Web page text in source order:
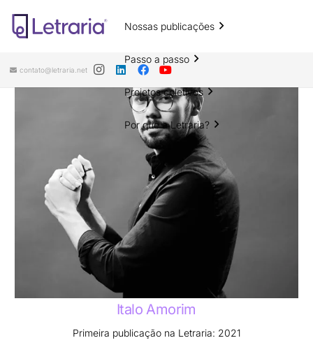
Nossas publicações
Passo a passo
Projetos coletivos
Por que a Letraria?
contato@letraria.net
Italo Amorim
Primeira publicação na Letraria: 2021